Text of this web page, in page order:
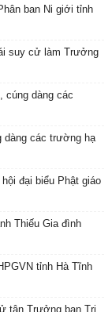
ban Ni giới tỉnh
suy cử làm Trưởng
cúng dàng các
dàng các trường hạ
đại biểu Phật giáo
Thiếu Gia đình
tỉnh Hà Tĩnh
tân Trưởng ban Trị